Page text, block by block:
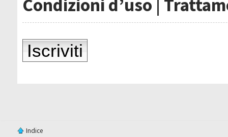
Condizioni d’uso |
Iscriviti
Indice